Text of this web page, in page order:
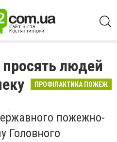
людей
ПРОФІЛАКТИКА ПОЖЕЖ
пожежно-
Головного